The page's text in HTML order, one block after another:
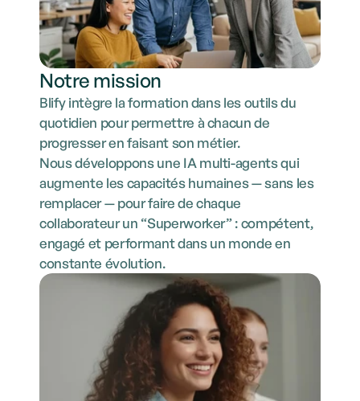
Notre mission
Blify intègre la formation dans les outils du
quotidien pour permettre à chacun de
progresser en faisant son métier.
Nous développons une IA multi-agents qui
augmente les capacités humaines — sans les
remplacer — pour faire de chaque
collaborateur un “Superworker” : compétent,
engagé et performant dans un monde en
constante évolution.